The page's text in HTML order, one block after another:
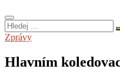
Hledej
…
Zprávy
Hlavním